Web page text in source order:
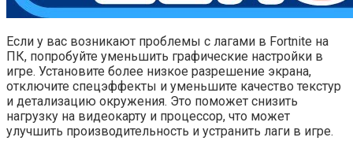
Если у вас возникают проблемы с лагами в Fortnite на
ПК, попробуйте уменьшить графические настройки в
игре. Установите более низкое разрешение экрана,
отключите спецэффекты и уменьшите качество текстур
и детализацию окружения. Это поможет снизить
нагрузку на видеокарту и процессор, что может
улучшить производительность и устранить лаги в игре.